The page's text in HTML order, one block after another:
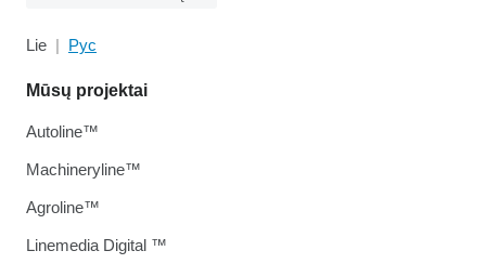
Lie Рус
Mūsų projektai
Autoline™
Machineryline™
Agroline™
Linemedia Digital ™